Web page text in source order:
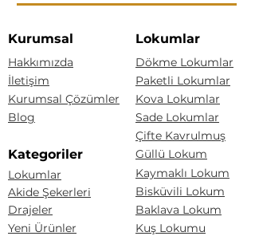
Kurumsal
Hakkımızda
İletişim
Kurumsal Çözümler
Blog
Lokumlar
Dökme Lokumlar
Paketli Lokumlar
Kova Lokumlar
Sade Lokumlar
Çifte Kavrulmuş
Kategoriler
Lokumlar
Akide Şekerleri
Drajeler
Yeni Ürünler
Güllü Lokum
Kaymaklı Lokum
Bisküvili Lokum
Baklava Lokum
Kuş Lokumu